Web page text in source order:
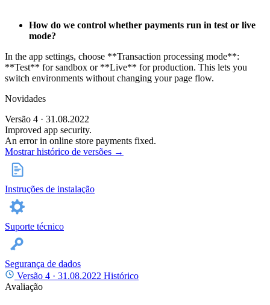
How do we control whether payments run in test or live
mode?
In the app settings, choose **Transaction processing mode**:
**Test** for sandbox or **Live** for production. This lets you
switch environments without changing your page flow.
Novidades
Versão 4 · 31.08.2022
Improved app security.
An error in online store payments fixed.
Mostrar histórico de versões →
Instruções de instalação
Suporte técnico
Segurança de dados
Versão 4 · 31.08.2022 Histórico
Avaliação